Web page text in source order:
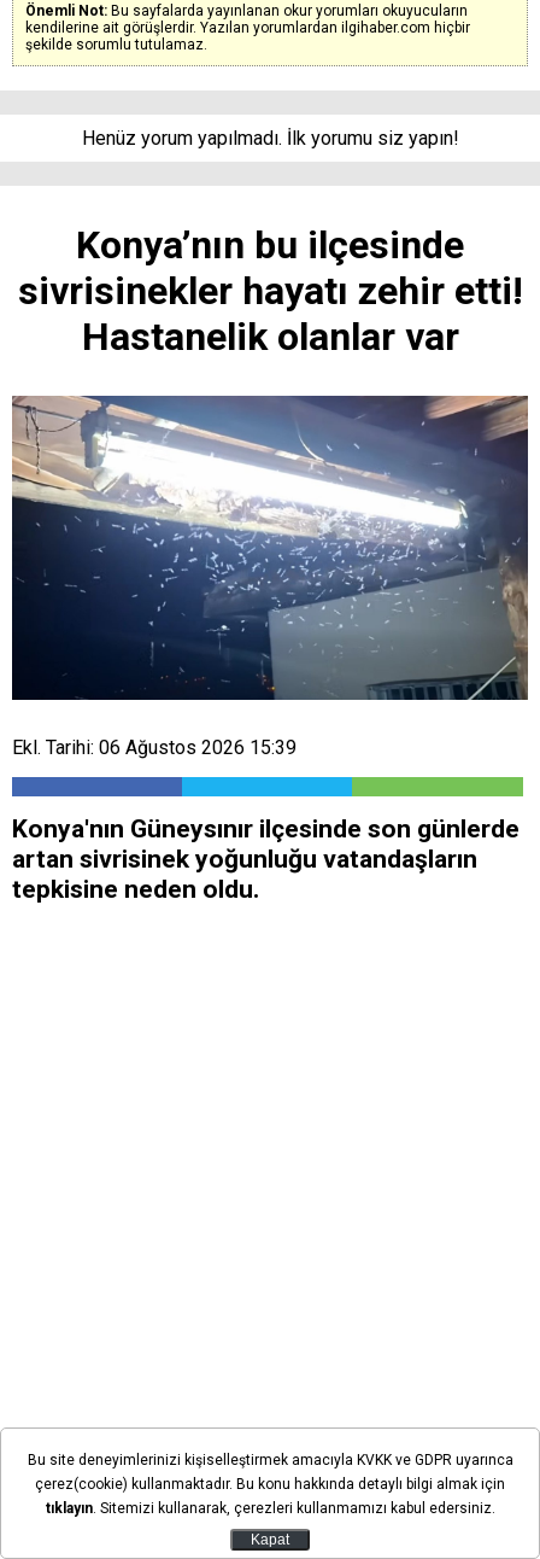
Önemli Not: Bu sayfalarda yayınlanan okur yorumları okuyucuların
kendilerine ait görüşlerdir. Yazılan yorumlardan ilgihaber.com hiçbir
şekilde sorumlu tutulamaz.
Henüz yorum yapılmadı. İlk yorumu siz yapın!
Konya’nın bu ilçesinde
sivrisinekler hayatı zehir etti!
Hastanelik olanlar var
Ekl. Tarihi: 06 Ağustos 2026 15:39
Konya'nın Güneysınır ilçesinde son günlerde
artan sivrisinek yoğunluğu vatandaşların
tepkisine neden oldu.
Güneysınır'da yaşanan sivrisinek yoğunluğu sosyal
medyada gündeme geldi. Vatandaşlar, yaşadıkları
mağduriyeti yaptıkları paylaşımlarla dile getirirken,
Bu site deneyimlerinizi kişiselleştirmek amacıyla KVKK ve GDPR uyarınca
çerez(cookie) kullanmaktadır. Bu konu hakkında detaylı bilgi almak için
tıklayın. Sitemizi kullanarak, çerezleri kullanmamızı kabul edersiniz.
Kapat